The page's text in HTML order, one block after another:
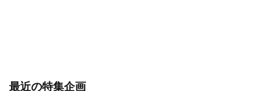
最近の特集企画